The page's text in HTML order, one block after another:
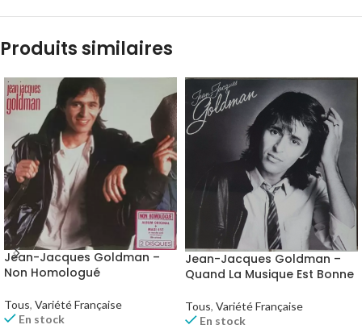
Produits similaires
Jean-Jacques Goldman –
Non Homologué
Tous, Variété Française
En stock
Jean-Jacques Goldman –
Quand La Musique Est Bonne
Tous, Variété Française
En stock